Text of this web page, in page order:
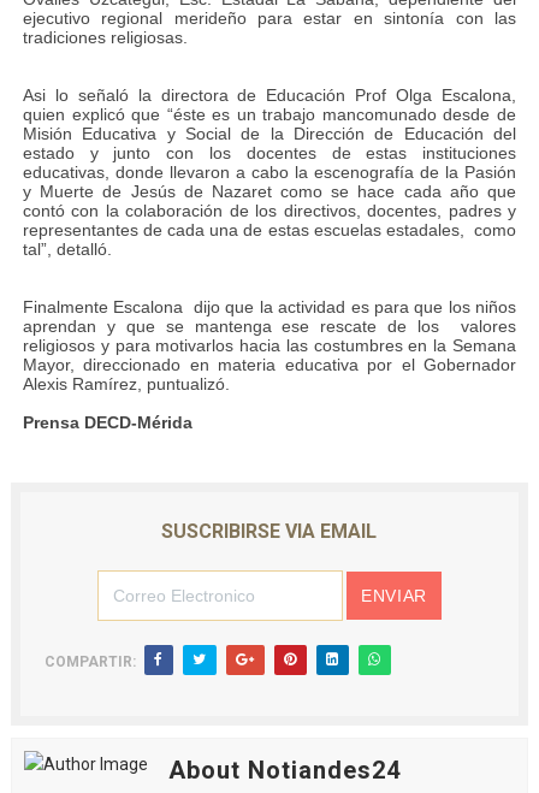
Dictan MasterClass en el marco del Encuentro LAGO
Campo Elías avanza con plan de asfaltado
Encuentro estadal fortalece la coordinación de
Gobernador Arnaldo Sánchez apadrina a más de 993
Plan Quirúrgico Regional llega a Pueblo Llano con la
ejecutivo regional merideño para estar en sintonía con las
tradiciones religiosas.
Asi lo señaló la directora de Educación Prof Olga Escalona,
quien explicó que “éste es un trabajo mancomunado desde de
Misión Educativa y Social de la Dirección de Educación del
estado y junto con los docentes de estas instituciones
educativas, donde llevaron a cabo la escenografía de la Pasión
y Muerte de Jesús de Nazaret como se hace cada año que
contó con la colaboración de los directivos, docentes, padres y
representantes de cada una de estas escuelas estadales, como
tal”, detalló.
Finalmente Escalona dijo que la actividad es para que los niños
aprendan y que se mantenga ese rescate de los valores
religiosos y para motivarlos hacia las costumbres en la Semana
Mayor, direccionado en materia educativa por el Gobernador
Alexis Ramírez, puntualizó.
Prensa DECD-Mérida
SUSCRIBIRSE VIA EMAIL
COMPARTIR:
About Notiandes24